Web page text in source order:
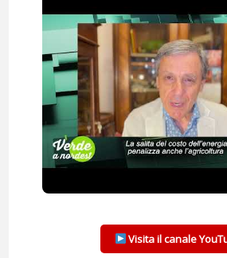
Visita il canale